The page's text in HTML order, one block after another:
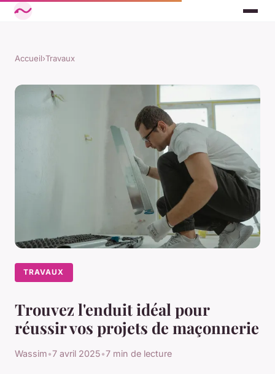
Accueil›Travaux
TRAVAUX
Trouvez l'enduit idéal pour
réussir vos projets de maçonnerie
Wassim•7 avril 2025•7 min de lecture